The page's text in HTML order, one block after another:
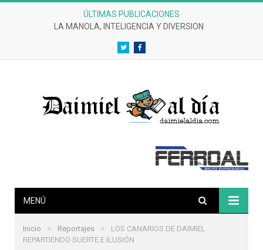
ÚLTIMAS PUBLICACIONES
LA MANOLA, INTELIGENCIA Y DIVERSION
TwitterFacebook
MENÚ
Inicio » Reportajes »
LOS CANARIOS DE DAIMIEL
REPARTIENDO SUERTE E ILUSIÓN